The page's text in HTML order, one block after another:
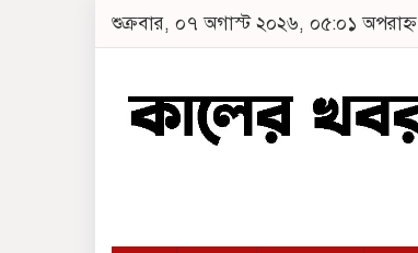
শুক্রবার, ০৭ অগাস্ট ২০২৬, ০৫:০১ অপরাহ্ন